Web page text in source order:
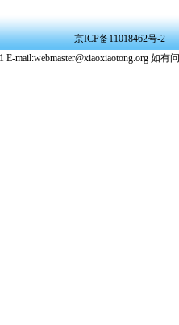
京ICP备11018462号-2
E-mail:webmaster@xiaoxiaotong.org 如